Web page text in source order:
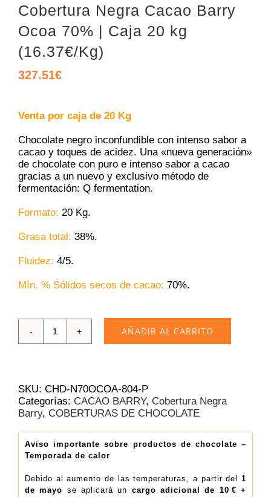
Cobertura Negra Cacao Barry
Ocoa 70% | Caja 20 kg
(16.37€/Kg)
327.51€
Venta por caja de 20 Kg
Chocolate negro inconfundible con intenso sabor a
cacao y toques de acidez. Una «nueva generación»
de chocolate con puro e intenso sabor a cacao
gracias a un nuevo y exclusivo método de
fermentación: Q fermentation.
Formato: 20 Kg.
Grasa total: 38%.
Fluidez: 4/5.
Mín. % Sólidos secos de cacao: 70%.
Cobertura
Negra
Ocoa
70%
|
Caja
20
kg
(16.37€/Kg)
AÑADIR AL CARRITO
SKU: CHD-N70OCOA-804-P
Categorías: CACAO BARRY, Cobertura Negra
Barry, COBERTURAS DE CHOCOLATE
Aviso importante sobre productos de chocolate –
Temporada de calor
Debido al aumento de las temperaturas, a partir del 1
de mayo se aplicará un cargo adicional de 10 € +